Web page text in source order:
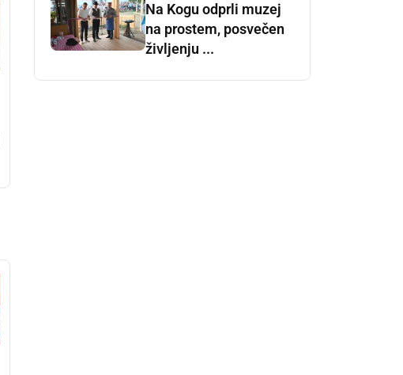
Na Kogu odprli muzej
na prostem, posvečen
življenju ...